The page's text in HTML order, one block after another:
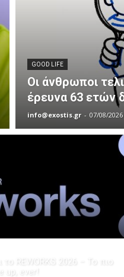
GOOD LIFE
Οι άνθρωποι
έρευνα 63 ετών
info@exostis.gr - 07/08/2026
το REWORKS 2026 – Το πιο
up, ever!